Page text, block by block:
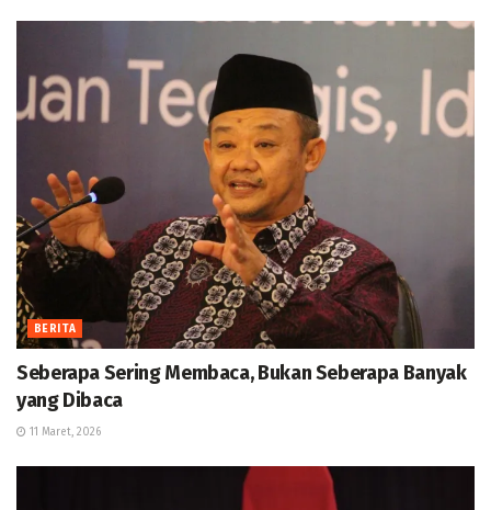
BERITA
Seberapa Sering Membaca, Bukan Seberapa Banyak
yang Dibaca
11 Maret, 2026